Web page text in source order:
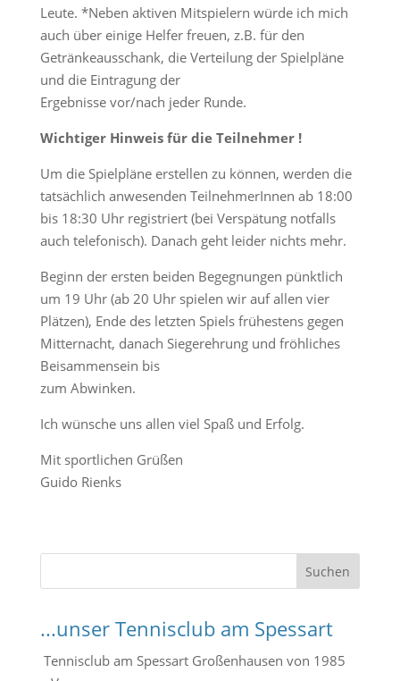
Leute. *Neben aktiven Mitspielern würde ich mich
auch über einige Helfer freuen, z.B. für den
Getränkeausschank, die Verteilung der Spielpläne
und die Eintragung der
Ergebnisse vor/nach jeder Runde.
Wichtiger Hinweis für die Teilnehmer !
Um die Spielpläne erstellen zu können, werden die
tatsächlich anwesenden TeilnehmerInnen ab 18:00
bis 18:30 Uhr registriert (bei Verspätung notfalls
auch telefonisch). Danach geht leider nichts mehr.
Beginn der ersten beiden Begegnungen pünktlich
um 19 Uhr (ab 20 Uhr spielen wir auf allen vier
Plätzen), Ende des letzten Spiels frühestens gegen
Mitternacht, danach Siegerehrung und fröhliches
Beisammensein bis
zum Abwinken.
Ich wünsche uns allen viel Spaß und Erfolg.
Mit sportlichen Grüßen
Guido Rienks
u
h
e
Suchen
...unser Tennisclub am Spessart
Tennisclub am Spessart Großenhausen von 1985